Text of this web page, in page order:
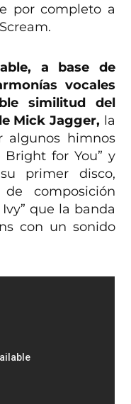
por completo a
a base de
vocales
similitud del
Mick Jagger, la
algunos himnos
Bright for You” y
primer disco,
composición
que la banda
con un sonido